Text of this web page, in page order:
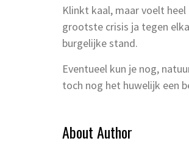
Klinkt kaal, maar voelt
grootste crisis ja tegen
burgelijke stand.
Eventueel kun je nog,
toch nog het huwelijk een
About Author